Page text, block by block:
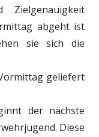
Zielgenauigkeit
abgeht ist
sie sich die
geliefert
der nächste
Diese